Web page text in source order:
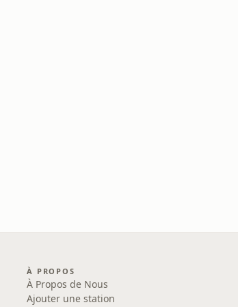
À PROPOS
À Propos de Nous
Ajouter une station